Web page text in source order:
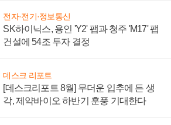
전자·전기·정보통신
SK하이닉스, 용인 'Y2' 팹과 청주 'M17' 팹
건설에 54조 투자 결정
데스크 리포트
[데스크리포트 8월] 무더운 입추에 든 생
각, 제약바이오 하반기 훈풍 기대한다